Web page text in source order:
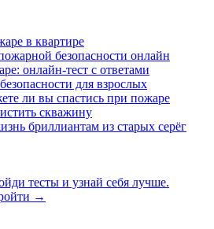
в квартире
безопасности онлайн
онлайн-тест с ответами
для взрослых
ли вы спастись при пожаре
скважину
бриллиантам из старых серёг
тесты и узнай себя лучше.
→